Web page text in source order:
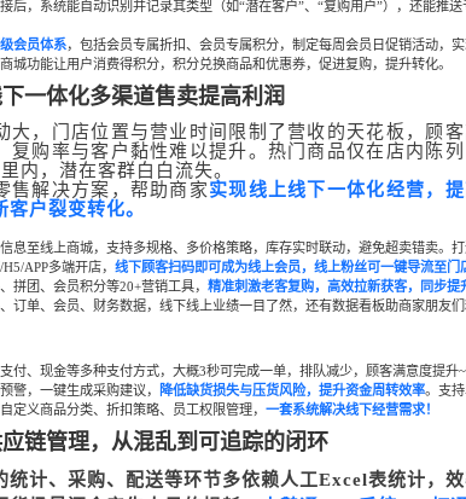
后，系统能自动识别并记录其类型（如“潜在客户”、“复购用户”），还能推送
会员体系，包括会员专属折扣、会员专属积分，制定每周会员日促销活动，
城功能让用户消费得积分，积分兑换商品和优惠券，促进复购，提升转化。
一体化多渠道售卖提高利润
大，门店位置与营业时间限制了营收的天花板，顾
复购率与客户黏性难以提升。热门商品仅在店内陈
内，潜在客群白白流失。
售解决方案，帮助商家实现线上线下一体化经营，
客户裂变转化。
息至线上商城，支持多规格、多价格策略，库存实时联动，避免超卖错卖。
APP多端开店，线下顾客扫码即可成为线上会员，线上粉丝可一键导流至门
拼团、会员积分等20+营销工具，精准刺激老客复购，高效拉新获客，同步提
订单、会员、财务数据，线下线上业绩一目了然，还有数据看板助商家朋友们
付、现金等多种支付方式，大概3秒可完成一单，排队减少，顾客满意度提升
警，一键生成采购建议，
降低缺货损失与压货风险，提升资金周转效率。 支
定义商品分类、折扣策略、员工权限管理，一套系统解决线下经营需求！
链管理，从混乱到可追踪的闭环
统计、采购、配送等环节多依赖人工Excel表统计，